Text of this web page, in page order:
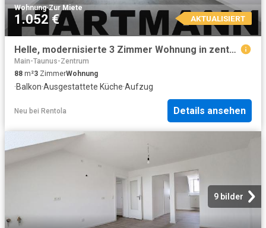
Wohnung·Zur Miete
1.052 € AKTUALISIERT
Helle, modernisierte 3 Zimmer Wohnung in zentraler Lage von Höchst!
Main-Taunus-Zentrum
88 m²3 ZimmerWohnung
·Balkon·Ausgestattete Küche·Aufzug
Neu bei Rentola Details ansehen
9 bilder